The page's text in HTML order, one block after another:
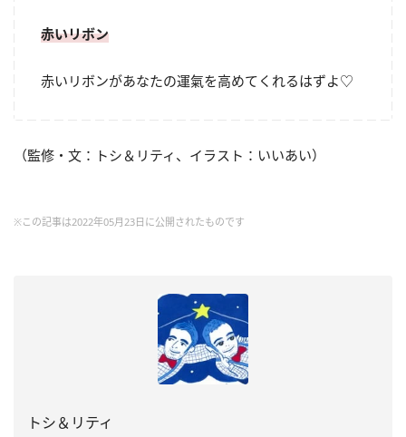
赤いリボン
赤いリボンがあなたの運氣を高めてくれるはずよ♡
（監修・文：トシ＆リティ、イラスト：いいあい）
※この記事は2022年05月23日に公開されたものです
トシ＆リティ